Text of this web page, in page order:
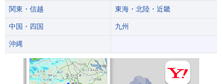
関東・信越 東海・北陸・近畿
中国・四国 九州
沖縄